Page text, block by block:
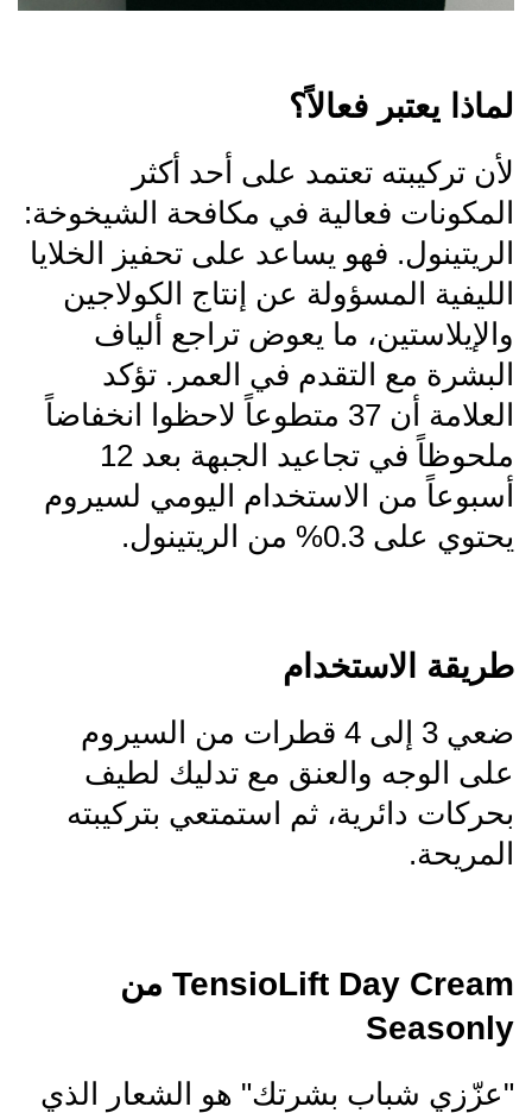
لماذا يعتبر فعالاً؟
لأن تركيبته تعتمد على أحد أكثر
المكونات فعالية في مكافحة الشيخوخة:
الريتينول. فهو يساعد على تحفيز الخلايا
الليفية المسؤولة عن إنتاج الكولاجين
والإيلاستين، ما يعوض تراجع ألياف
البشرة مع التقدم في العمر. تؤكد
العلامة أن 37 متطوعاً لاحظوا انخفاضاً
ملحوظاً في تجاعيد الجبهة بعد 12
أسبوعاً من الاستخدام اليومي لسيروم
يحتوي على 0.3% من الريتينول.
طريقة الاستخدام
ضعي 3 إلى 4 قطرات من السيروم
على الوجه والعنق مع تدليك لطيف
بحركات دائرية، ثم استمتعي بتركيبته
المريحة.
TensioLift Day Cream من
Seasonly
"عزّزي شباب بشرتك" هو الشعار الذي